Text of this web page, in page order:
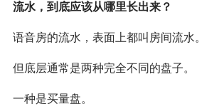
流水，到底应该从哪里长出来？
语音房的流水，表面上都叫房间流水。
但底层通常是两种完全不同的盘子。
一种是买量盘。